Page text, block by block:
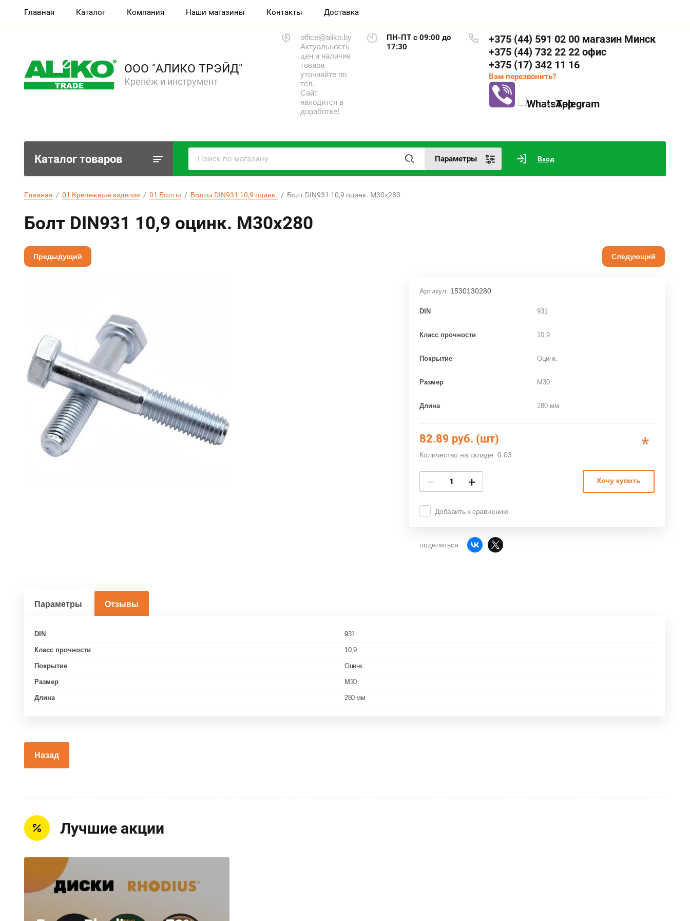
Главная Каталог Компания Наши магазины Контакты Доставка
ООО "АЛИКО ТРЭЙД"
Крепёж и инструмент
office@aliko.by
Актуальность
цен и наличие
товара
уточняйте по
тел.
Сайт
находится в
доработке!
ПН-ПТ с 09:00 до
17:30
+375 (44) 591 02 00 магазин Минск
+375 (44) 732 22 22 офис
+375 (17) 342 11 16
Вам перезвонить?
Каталог товаров Параметры Вход
Главная
  /
01 Крепежные изделия
  /
01 Болты
  /
Болты DIN931 10,9 оцинк.
  /  Болт DIN931 10,9 оцинк. М30х280
Болт DIN931 10,9 оцинк. М30х280
Предыдущий Следующий
Артикул: 1530130280
DIN 931
Класс прочности 10,9
Покрытие Оцинк.
Размер M30
Длина 280 мм
82.89 руб. (шт)
Количество на складе: 0.03 *
− + Хочу купить
Добавить к сравнению
поделиться:
Параметры Отзывы
DIN 931
Класс прочности 10,9
Покрытие Оцинк.
Размер M30
Длина 280 мм
Назад
Лучшие акции